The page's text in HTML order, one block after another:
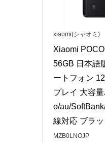
xiaomi(シャオミ)
Xiaomi
56GB 日本語
ートフォン
プレイ 大容
o/au/
線対応 ブラッ
MZB0LNOJP